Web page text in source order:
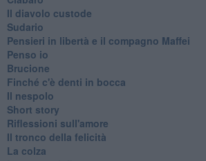
Il diavolo custode
Sudario
Pensieri in libertà e il compagno Maffei
Penso io
Brucione
Finché c'è denti in bocca
Il nespolo
Short story
Riflessioni sull'amore
Il tronco della felicità
La colza